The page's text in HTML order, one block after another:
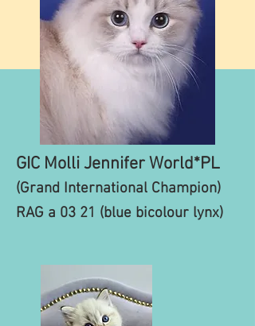
GIC Molli Jennifer World*PL
(Grand International Champion)
RAG a 03 21 (blue bicolour lynx)